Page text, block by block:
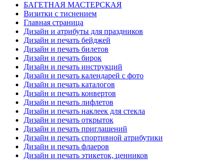
БАГЕТНАЯ МАСТЕРСКАЯ
Визитки с тиснением
Главная страница
Дизайн и атрибуты для праздников
Дизайн и печать бейджей
Дизайн и печать билетов
Дизайн и печать бирок
Дизайн и печать инструкций
Дизайн и печать календарей с фото
Дизайн и печать каталогов
Дизайн и печать конвертов
Дизайн и печать лифлетов
Дизайн и печать наклеек для стекла
Дизайн и печать открыток
Дизайн и печать приглашений
Дизайн и печать спортивной атрибутики
Дизайн и печать флаеров
Дизайн и печать этикеток, ценников